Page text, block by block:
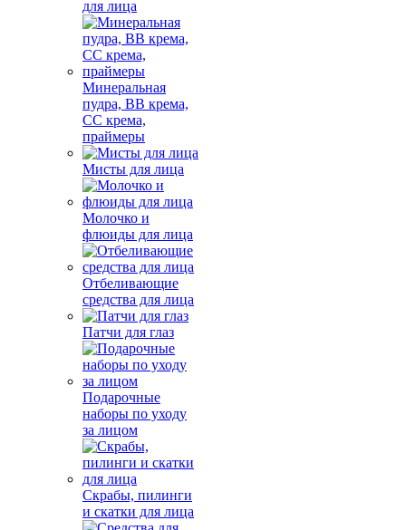
для лица
Минеральная
пудра, BB крема,
СС крема,
праймеры
Мисты для лица
Молочко и
флюиды для лица
Отбеливающие
средства для лица
Патчи для глаз
Подарочные
наборы по уходу
за лицом
Скрабы, пилинги
и скатки для лица